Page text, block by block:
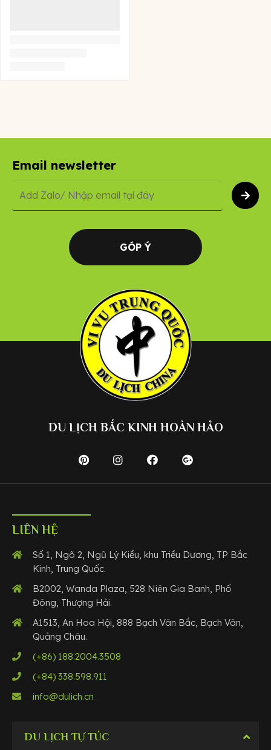
Email newsletter
GÓP Ý
DU LỊCH BẮC KINH HOÀN HẢO
LIÊN HỆ
Số 1, Ngõ 2, Ngũ Lý Kiều, khu Triều Dương, TP Bắc
Kinh, Trung Quốc.
B2002, Wanda Plaza, 528 Niên Gia Banh, Phố
Đông, Thượng Hải.
A1513, An Hoa Hội, 888 Bạch Vân Bắc, Bạch Vân,
Quảng Châu.
(+86) 188.2004.3508
(+84) 338.598.911
info@dulich.cn
DU LỊCH TỰ TÚC